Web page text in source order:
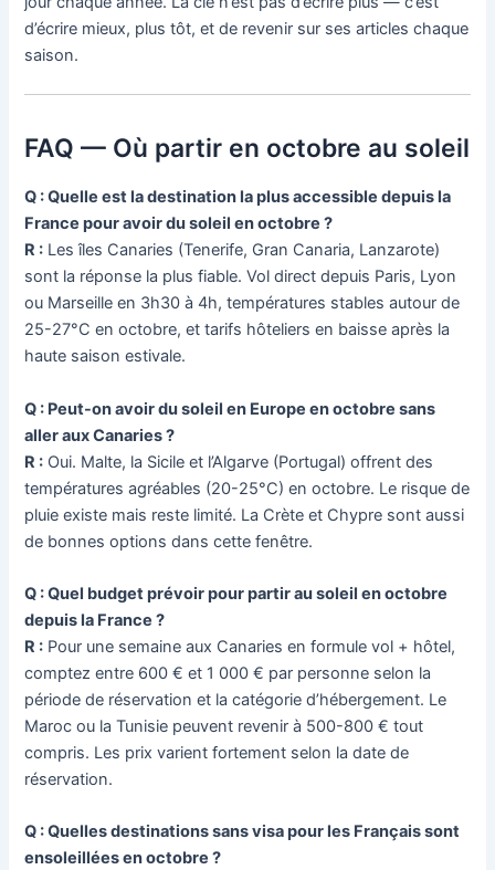
d’écrire mieux, plus tôt, et de revenir sur ses articles chaque
saison.
FAQ — Où partir en octobre au soleil
Q : Quelle est la destination la plus accessible depuis la
France pour avoir du soleil en octobre ?
R : Les îles Canaries (Tenerife, Gran Canaria, Lanzarote)
sont la réponse la plus fiable. Vol direct depuis Paris, Lyon
ou Marseille en 3h30 à 4h, températures stables autour de
25-27°C en octobre, et tarifs hôteliers en baisse après la
haute saison estivale.
Q : Peut-on avoir du soleil en Europe en octobre sans
aller aux Canaries ?
R : Oui. Malte, la Sicile et l’Algarve (Portugal) offrent des
températures agréables (20-25°C) en octobre. Le risque de
pluie existe mais reste limité. La Crète et Chypre sont aussi
de bonnes options dans cette fenêtre.
Q : Quel budget prévoir pour partir au soleil en octobre
depuis la France ?
R : Pour une semaine aux Canaries en formule vol + hôtel,
comptez entre 600 € et 1 000 € par personne selon la
période de réservation et la catégorie d’hébergement. Le
Maroc ou la Tunisie peuvent revenir à 500-800 € tout
compris. Les prix varient fortement selon la date de
réservation.
Q : Quelles destinations sans visa pour les Français sont
ensoleillées en octobre ?